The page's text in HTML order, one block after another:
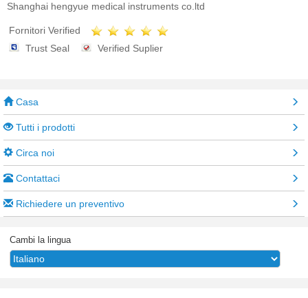
Shanghai hengyue medical instruments co.ltd
Fornitori Verified
Trust Seal
Verified Suplier
Casa
Tutti i prodotti
Circa noi
Contattaci
Richiedere un preventivo
Cambi la lingua